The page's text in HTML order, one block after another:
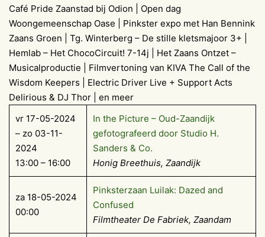
Café Pride Zaanstad bij Odion | Open dag
Woongemeenschap Oase | Pinkster expo met Han Bennink
Zaans Groen | Tg. Winterberg – De stille kletsmajoor 3+ |
Hemlab – Het ChocoCircuit! 7-14j | Het Zaans Ontzet –
Musicalproductie | Filmvertoning van KIVA The Call of the
Wisdom Keepers | Electric Driver Live + Support Acts
Delirious & DJ Thor | en meer
vr 17-05-2024
– zo 03-11-
2024
13:00 – 16:00
In the Picture – Oud-Zaandijk
gefotografeerd door Studio H.
Sanders & Co.
Honig Breethuis, Zaandijk
za 18-05-2024
00:00
Pinksterzaan Luilak: Dazed and
Confused
Filmtheater De Fabriek, Zaandam